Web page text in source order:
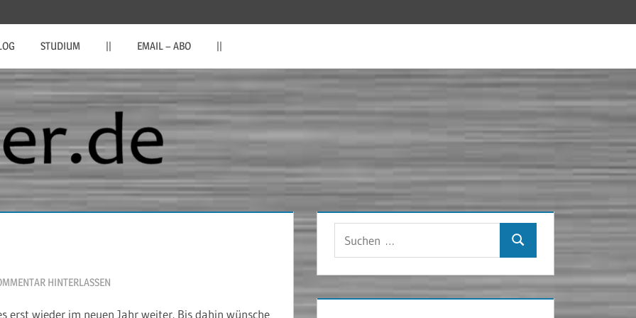
STUDIUM || EMAIL – ABO ||
HINTERLASSEN
erst wieder im neuen Jahr weiter. Bis dahin wünsche
Suchen